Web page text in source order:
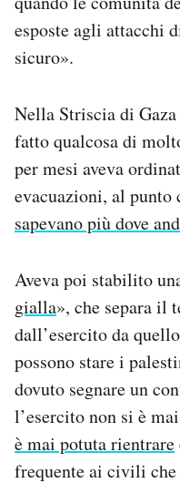
esposte agli attacchi
sicuro».
Nella Striscia di
fatto qualcosa di
per mesi aveva
evacuazioni, al punto
sapevano più dove
Aveva poi stabilito
gialla», che separa
dall’esercito da
possono stare i
dovuto segnare un
l’esercito non si è
è mai potuta rientrare
frequente ai civili